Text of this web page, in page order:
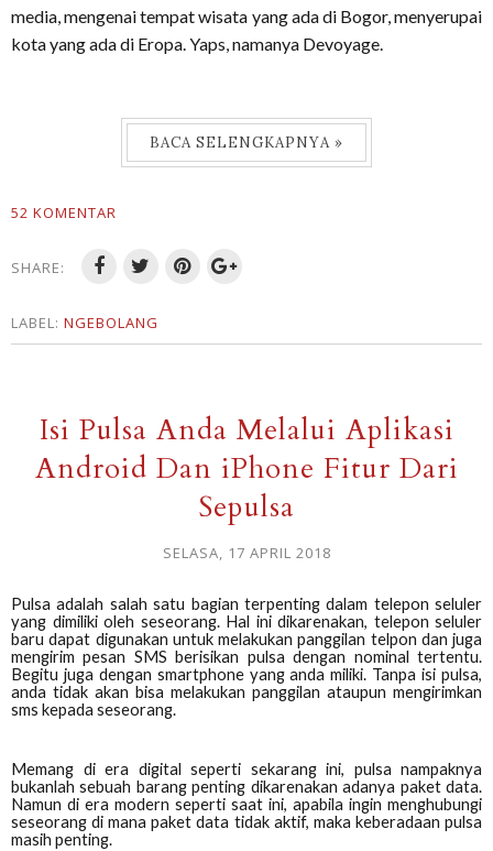
media, mengenai tempat wisata yang ada di Bogor, menyerupai
kota yang ada di Eropa. Yaps, namanya Devoyage.
BACA SELENGKAPNYA »
52 KOMENTAR
SHARE:
LABEL: NGEBOLANG
Isi Pulsa Anda Melalui Aplikasi
Android Dan iPhone Fitur Dari
Sepulsa
SELASA, 17 APRIL 2018
Pulsa adalah salah satu bagian terpenting dalam telepon seluler
yang dimiliki oleh seseorang. Hal ini dikarenakan, telepon seluler
baru dapat digunakan untuk melakukan panggilan telpon dan juga
mengirim pesan SMS berisikan pulsa dengan nominal tertentu.
Begitu juga dengan smartphone yang anda miliki. Tanpa isi pulsa,
anda tidak akan bisa melakukan panggilan ataupun mengirimkan
sms kepada seseorang.
Memang di era digital seperti sekarang ini, pulsa nampaknya
bukanlah sebuah barang penting dikarenakan adanya paket data.
Namun di era modern seperti saat ini, apabila ingin menghubungi
seseorang di mana paket data tidak aktif, maka keberadaan pulsa
masih penting.